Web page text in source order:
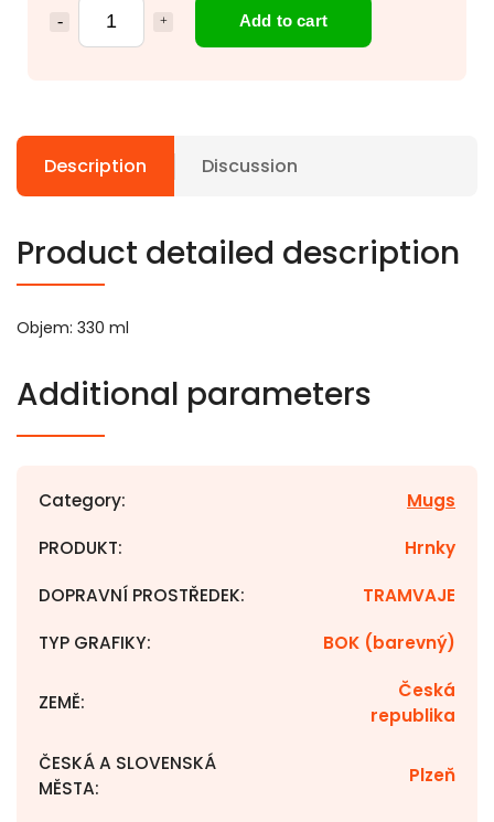
Add to cart
Description Discussion
Product detailed description
Objem: 330 ml
Additional parameters
Category: Mugs
PRODUKT: Hrnky
DOPRAVNÍ PROSTŘEDEK: TRAMVAJE
TYP GRAFIKY: BOK (barevný)
ZEMĚ:
Česká
republika
ČESKÁ A SLOVENSKÁ
MĚSTA:
Plzeň